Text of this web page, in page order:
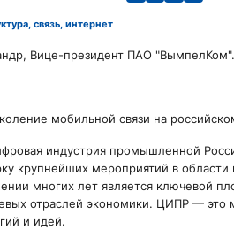
связь, интернет
Вице-президент ПАО "ВымпелКом".
мобильной связи на
индустрия промышленной
крупнейших мероприятий в
многих лет является ключевой
отраслей экономики. ЦИПР — это
и идей.